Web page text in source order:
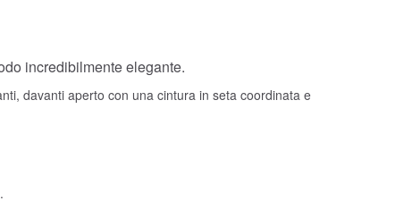
incredibilmente elegante.
davanti aperto con una cintura in seta coordinata e